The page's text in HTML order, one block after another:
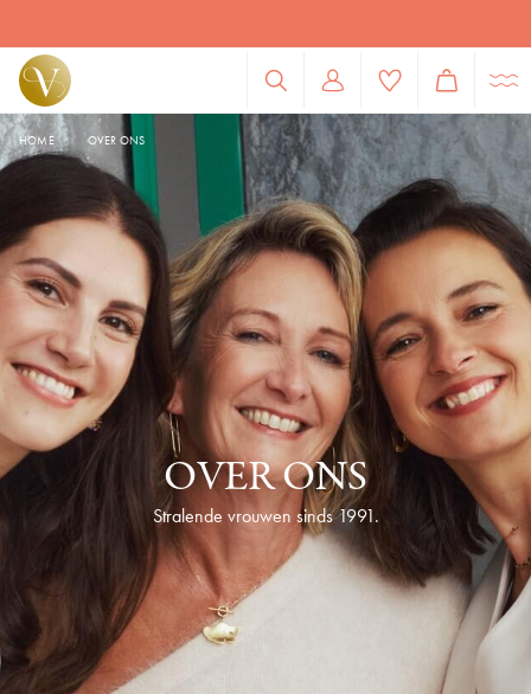
HOME OVER ONS
OVER ONS
Stralende vrouwen sinds 1991.